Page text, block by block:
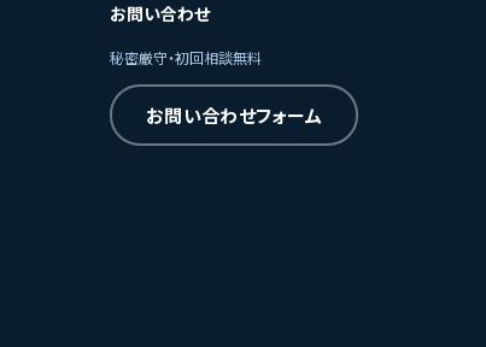
お問い合わせ
秘密厳守・初回相談無料
お問い合わせフォーム